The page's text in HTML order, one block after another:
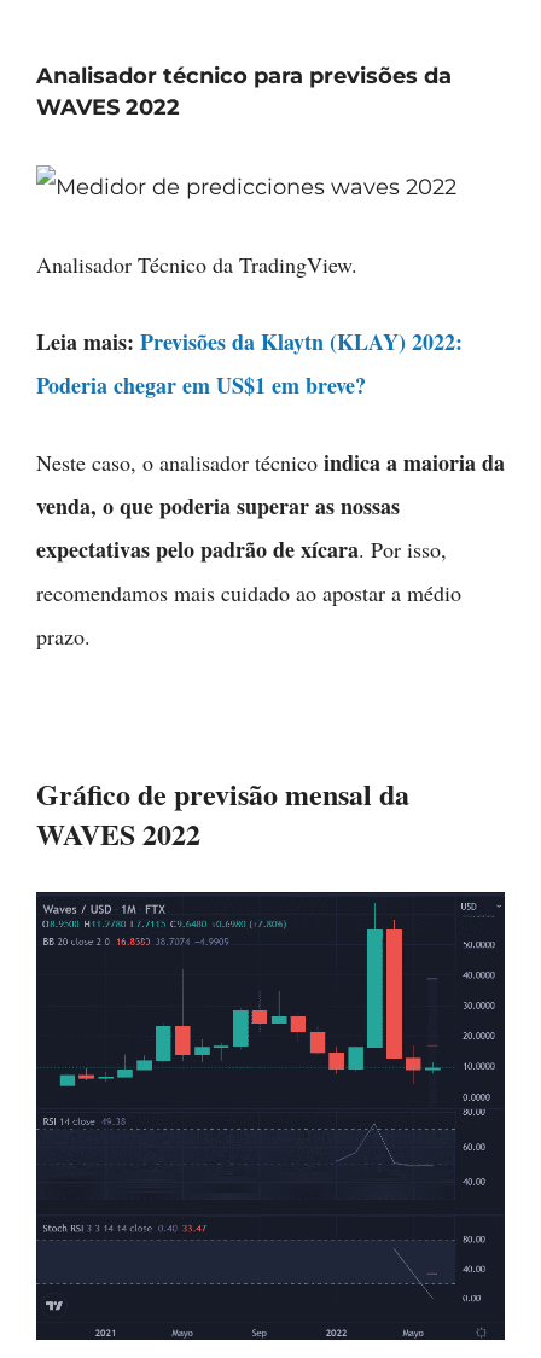
Analisador técnico para previsões da
WAVES 2022
Analisador Técnico da TradingView.
Leia mais: Previsões da Klaytn (KLAY) 2022:
Poderia chegar em US$1 em breve?
Neste caso, o analisador técnico indica a maioria da
venda, o que poderia superar as nossas
expectativas pelo padrão de xícara. Por isso,
recomendamos mais cuidado ao apostar a médio
prazo.
Gráfico de previsão mensal da
WAVES 2022